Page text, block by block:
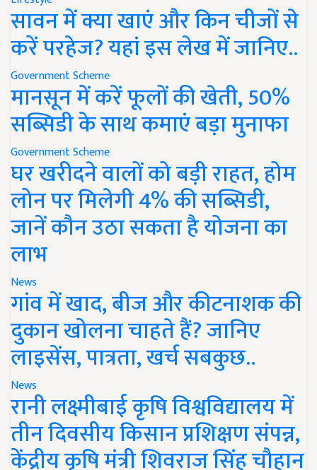
सावन में क्या खाएं और किन चीजों से
करें परहेज? यहां इस लेख में जानिए..
Government Scheme
मानसून में करें फूलों की खेती, 50%
सब्सिडी के साथ कमाएं बड़ा मुनाफा
Government Scheme
घर खरीदने वालों को बड़ी राहत, होम
लोन पर मिलेगी 4% की सब्सिडी,
जानें कौन उठा सकता है योजना का
लाभ
News
गांव में खाद, बीज और कीटनाशक की
दुकान खोलना चाहते हैं? जानिए
लाइसेंस, पात्रता, खर्च सबकुछ..
News
रानी लक्ष्मीबाई कृषि विश्वविद्यालय में
तीन दिवसीय किसान प्रशिक्षण संपन्न,
केंद्रीय कृषि मंत्री शिवराज सिंह चौहान